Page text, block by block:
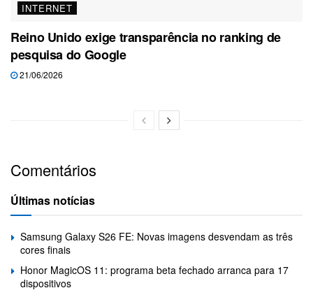
INTERNET
Reino Unido exige transparência no ranking de
pesquisa do Google
21/06/2026
Comentários
Últimas notícias
Samsung Galaxy S26 FE: Novas imagens desvendam as três
cores finais
Honor MagicOS 11: programa beta fechado arranca para 17
dispositivos